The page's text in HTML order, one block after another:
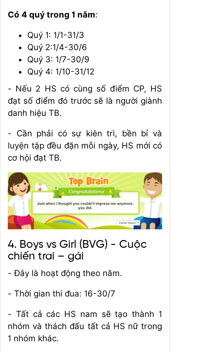
Có 4 quý trong 1 năm:
Quý 1: 1/1-31/3
Quý 2:1/4-30/6
Quý 3: 1/7-30/9
Quý 4: 1/10-31/12
- Nếu 2 HS có cùng số điểm CP, HS
đạt số điểm đó trước sẽ là người giành
danh hiệu TB.
- Cần phải có sự kiên trì, bền bỉ và
luyện tập đều đặn mỗi ngày, HS mới có
cơ hội đạt TB.
4. Boys vs Girl (BVG) - Cuộc
chiến trai – gái
- Đây là hoạt động theo năm.
- Thời gian thi đua: 16-30/7
- Tất cả các HS nam sẽ tạo thành 1
nhóm và thách đấu tất cả HS nữ trong
1 nhóm khác.